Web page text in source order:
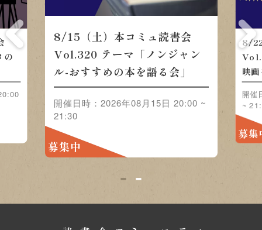
の
8/15（土）本コミュ読書会
Vol.320 テーマ「ノンジャン
ル-おすすめの本を語る会」
開催日時：2026年08月15日 20:00 ~
21:30
募集中
8/
映
開催
~
募集
1 2